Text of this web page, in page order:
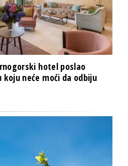
hotel poslao
neće moći da odbiju